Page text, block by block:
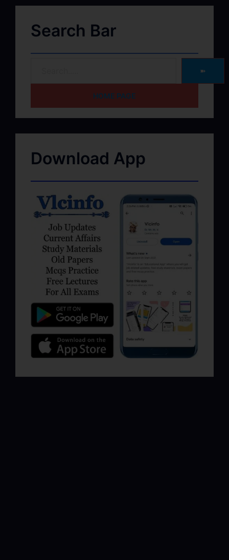
Search Bar
➽
HOME PAGE
Download App